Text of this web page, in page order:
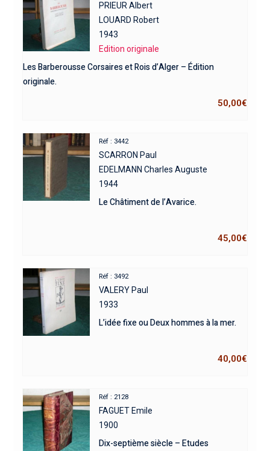
PRIEUR Albert
LOUARD Robert
1943
Edition originale
Les Barberousse Corsaires et Rois d’Alger – Édition
originale.
50,00€
Réf : 3442
SCARRON Paul
EDELMANN Charles Auguste
1944
Le Châtiment de l’Avarice.
45,00€
Réf : 3492
VALERY Paul
1933
L’idée fixe ou Deux hommes à la mer.
40,00€
Réf : 2128
FAGUET Emile
1900
Dix-septième siècle – Etudes